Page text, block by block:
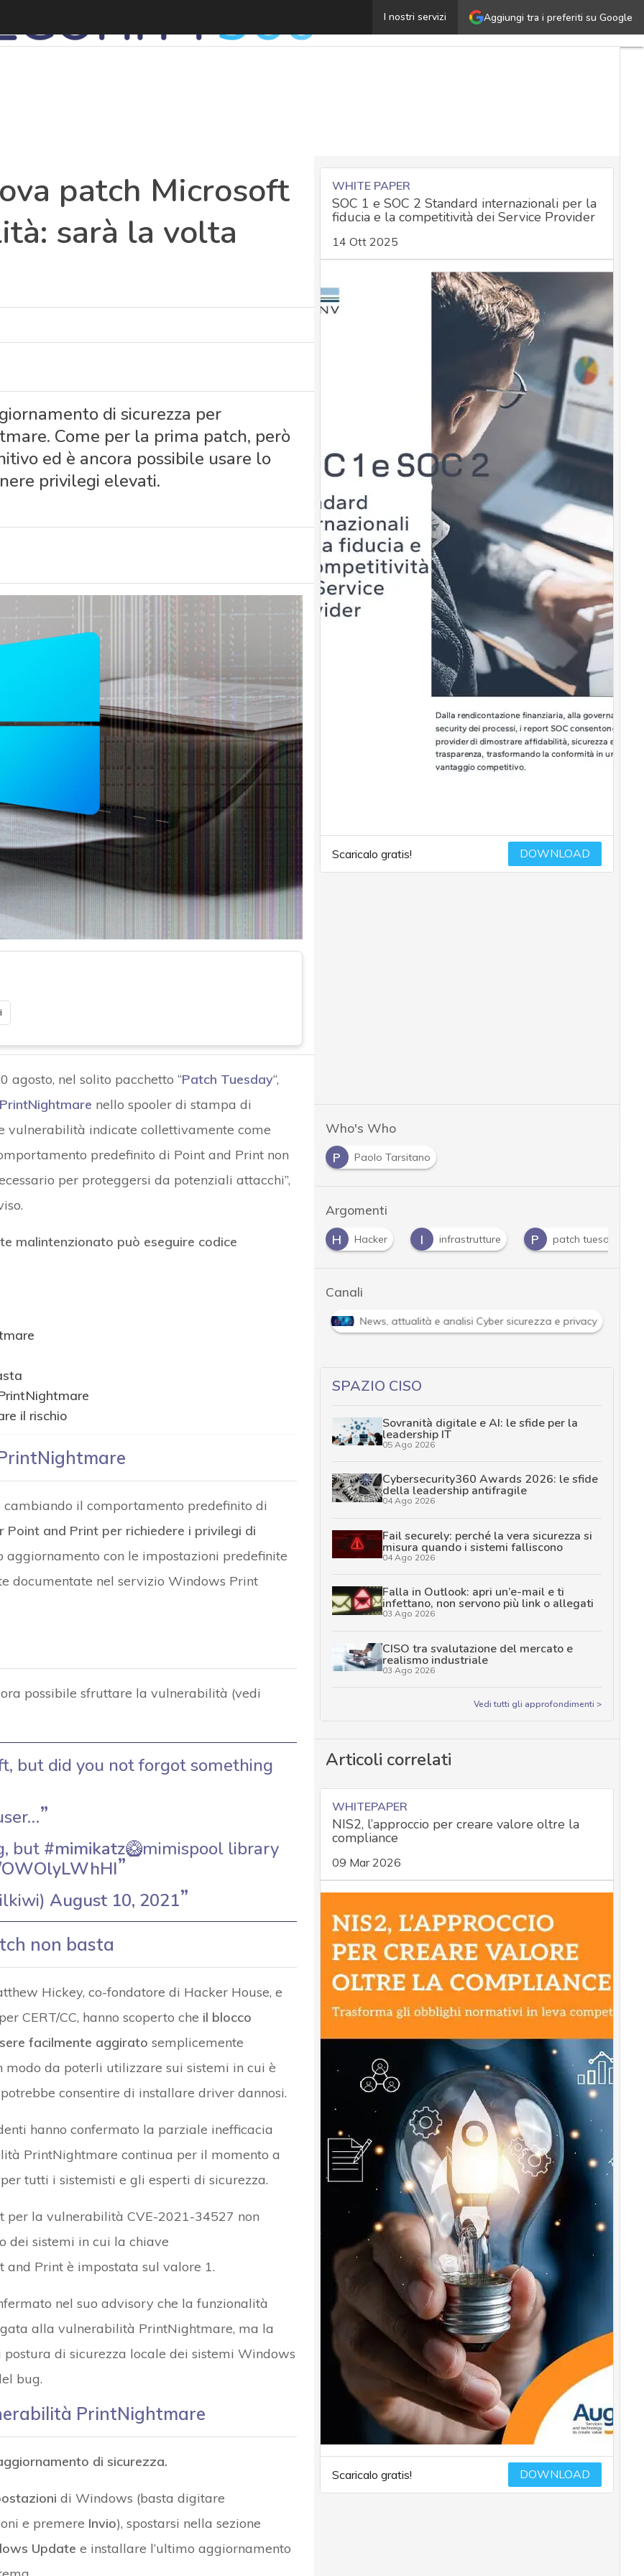
Aggiungi tra i preferiti su Google
I nostri servizi
PrintNightmare, nuova patch Microsoft contro la
patch Microsoft
sarà la volta
di sicurezza per
Come per la prima patch, però
ed è ancora possibile usare lo
privilegi elevati.
nel solito pacchetto “Patch Tuesday“,
nello spooler di stampa di
vulnerabilità indicate collettivamente come
predefinito di Point and Print non
per proteggersi da potenziali attacchi”,
malintenzionato può eseguire codice
il rischio
cambiando il comportamento predefinito di
Point and Print per richiedere i privilegi di
aggiornamento con le impostazioni predefinite
documentate nel servizio Windows Print
possibile sfruttare la vulnerabilità (vedi
but did you not forgot something
but #mimikatz🥝mimispool library
August 10, 2021
non basta
Hickey, co-fondatore di Hacker House, e
CERT/CC, hanno scoperto che il blocco
facilmente aggirato semplicemente
da poterli utilizzare sui sistemi in cui è
consentire di installare driver dannosi.
hanno confermato la parziale inefficacia
PrintNightmare continua per il momento a
tutti i sistemisti e gli esperti di sicurezza.
per la vulnerabilità CVE-2021-34527 non
dei sistemi in cui la chiave
and Print è impostata sul valore 1.
nel suo advisory che la funzionalità
alla vulnerabilità PrintNightmare, ma la
di sicurezza locale dei sistemi Windows
bug.
PrintNightmare
di sicurezza.
di Windows (basta digitare
e premere Invio), spostarsi nella sezione
Update e installare l’ultimo aggiornamento
WHITE PAPER
SOC 1 e SOC 2 Standard internazionali per la
fiducia e la competitività dei Service Provider
14 Ott 2025
Scaricalo gratis! DOWNLOAD
Who's Who
P
Paolo Tarsitano
Argomenti
A
H Hacker I infrastrutture P patch tuesday
Canali
News, attualità e analisi Cyber sicurezza e privacy
SPAZIO CISO
Sovranità digitale e AI: le sfide per la
leadership IT
05 Ago 2026
Cybersecurity360 Awards 2026: le sfide
della leadership antifragile
04 Ago 2026
Fail securely: perché la vera sicurezza si
misura quando i sistemi falliscono
04 Ago 2026
Falla in Outlook: apri un’e-mail e ti
infettano, non servono più link o allegati
03 Ago 2026
CISO tra svalutazione del mercato e
realismo industriale
03 Ago 2026
Vedi tutti gli approfondimenti >
Articoli correlati
WHITEPAPER
NIS2, l’approccio per creare valore oltre la
compliance
09 Mar 2026
Scaricalo gratis! DOWNLOAD